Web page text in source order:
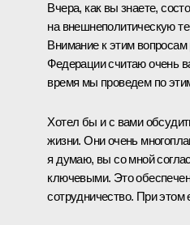
Вчера, как вы знаете,
на внешнеполитическую
Внимание к этим
Федерации считаю очень
время мы проведем по
Хотел бы и с вами
жизни. Они очень
я думаю, вы со мной
ключевыми. Это
сотрудничество. При этом